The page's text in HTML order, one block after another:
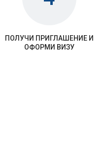
ПОЛУЧИ ПРИГЛАШЕНИЕ И
ОФОРМИ ВИЗУ